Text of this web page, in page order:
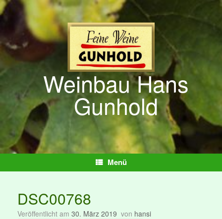
Zum
Inhalt
Weinbau Hans
Gunhold
Menü
DSC00768
Veröffentlicht am 30. März 2019 von hansi